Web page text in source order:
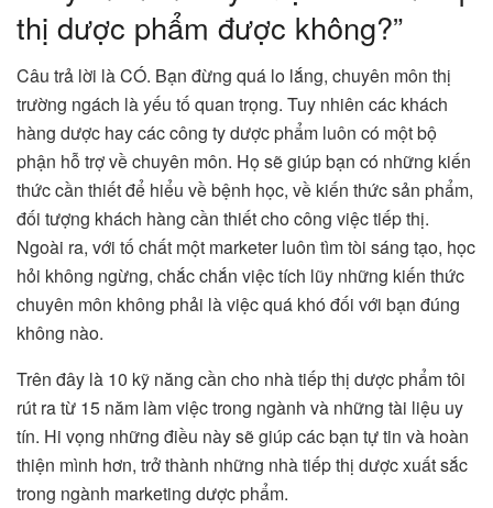
thị dược phẩm được không?”
Câu trả lời là CÓ. Bạn đừng quá lo lắng, chuyên môn thị
trường ngách là yếu tố quan trọng. Tuy nhiên các khách
hàng dược hay các công ty dược phẩm luôn có một bộ
phận hỗ trợ về chuyên môn. Họ sẽ giúp bạn có những kiến
thức cần thiết để hiểu về bệnh học, về kiến thức sản phẩm,
đối tượng khách hàng cần thiết cho công việc tiếp thị.
Ngoài ra, với tố chất một marketer luôn tìm tòi sáng tạo, học
hỏi không ngừng, chắc chắn việc tích lũy những kiến thức
chuyên môn không phải là việc quá khó đối với bạn đúng
không nào.
Trên đây là 10 kỹ năng cần cho nhà tiếp thị dược phẩm tôi
rút ra từ 15 năm làm việc trong ngành và những tài liệu uy
tín. Hi vọng những điều này sẽ giúp các bạn tự tin và hoàn
thiện mình hơn, trở thành những nhà tiếp thị dược xuất sắc
trong ngành marketing dược phẩm.